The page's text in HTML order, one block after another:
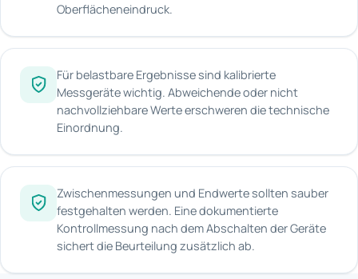
Oberflächeneindruck.
Für belastbare Ergebnisse sind kalibrierte
Messgeräte wichtig. Abweichende oder nicht
nachvollziehbare Werte erschweren die technische
Einordnung.
Zwischenmessungen und Endwerte sollten sauber
festgehalten werden. Eine dokumentierte
Kontrollmessung nach dem Abschalten der Geräte
sichert die Beurteilung zusätzlich ab.